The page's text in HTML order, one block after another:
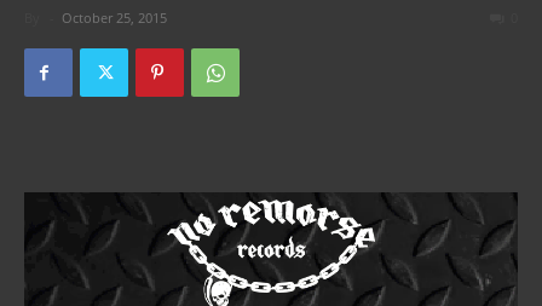
October 25, 2015